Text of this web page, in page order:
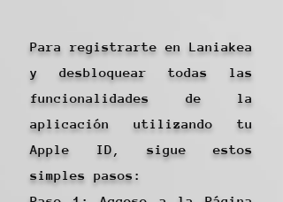
Para registrarte en Laniakea
y desbloquear todas las
funcionalidades de la
aplicación utilizando tu
Apple ID, sigue estos
simples pasos: